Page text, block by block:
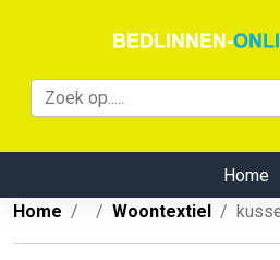
Home
Home
Woontextiel